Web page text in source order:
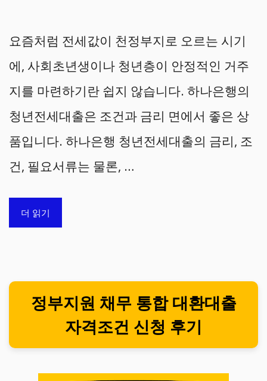
요즘처럼 전세값이 천정부지로 오르는 시기
에, 사회초년생이나 청년층이 안정적인 거주
지를 마련하기란 쉽지 않습니다. 하나은행의
청년전세대출은 조건과 금리 면에서 좋은 상
품입니다. 하나은행 청년전세대출의 금리, 조
건, 필요서류는 물론, …
더 읽기
정부지원 채무 통합 대환대출
자격조건 신청 후기